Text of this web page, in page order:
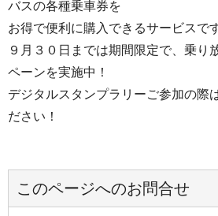
バスの各種乗車券を
お得で便利に購入できるサービスです
９月３０日までは期間限定で、乗り
ペーンを実施中！
デジタルスタンプラリーご参加の際
ださい！
このページへのお問合せ